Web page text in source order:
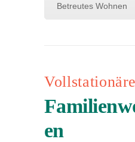
Betreutes Wohnen
en